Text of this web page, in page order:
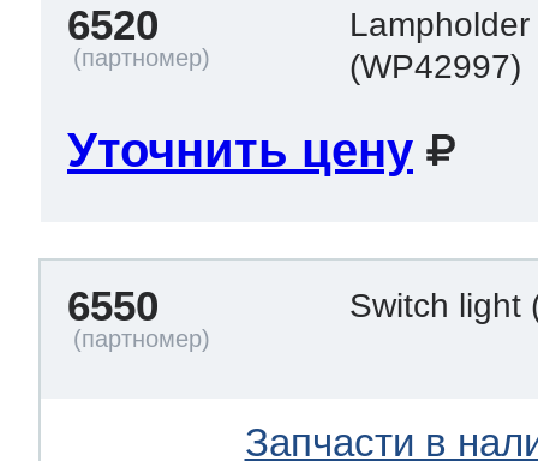
6520
Lampholder
(WP42997)
Уточнить цену
6550 Switch light
Запчасти в